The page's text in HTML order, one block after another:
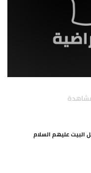
البيت عليهم السلام